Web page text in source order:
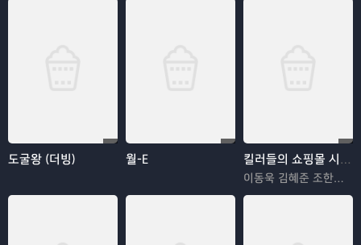
도굴왕 (더빙) 월-E 킬러들의 쇼핑몰 시즌2
이동욱 김혜준 조한선 김해나